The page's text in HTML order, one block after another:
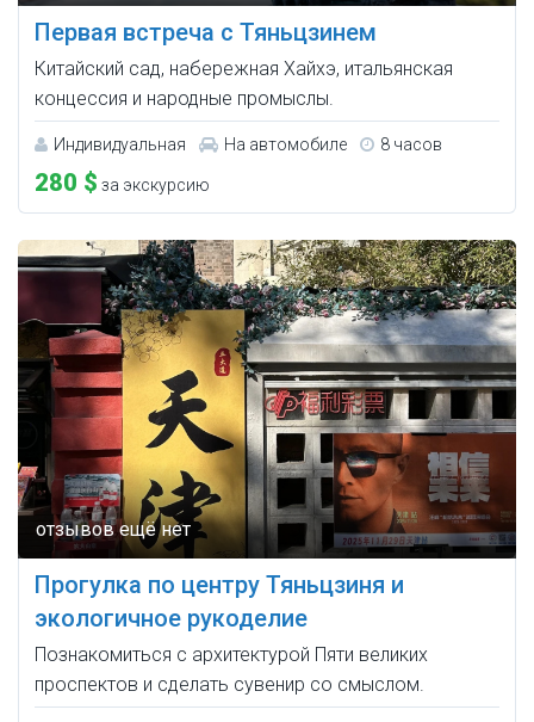
Первая встреча с Тяньцзинем
Китайский сад, набережная Хайхэ, итальянская
концессия и народные промыслы.
Индивидуальная На автомобиле 8 часов
280 $ за экскурсию
Прогулка по центру Тяньцзиня и
экологичное рукоделие
Познакомиться с архитектурой Пяти великих
проспектов и сделать сувенир со смыслом.